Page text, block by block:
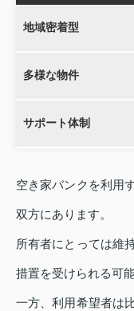
地域密着型
多様な物件
サポート体制
空き家バンクを利用
双方にあります。
所有者にとっては維
措置を受けられる可
一方、利用希望者は